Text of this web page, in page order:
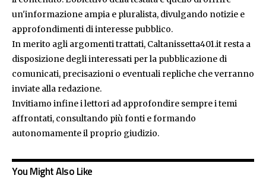
un'informazione ampia e pluralista, divulgando notizie e
approfondimenti di interesse pubblico.
In merito agli argomenti trattati, Caltanissetta401.it resta a
disposizione degli interessati per la pubblicazione di
comunicati, precisazioni o eventuali repliche che verranno
inviate alla redazione.
Invitiamo infine i lettori ad approfondire sempre i temi
affrontati, consultando più fonti e formando
autonomamente il proprio giudizio.
You Might Also Like